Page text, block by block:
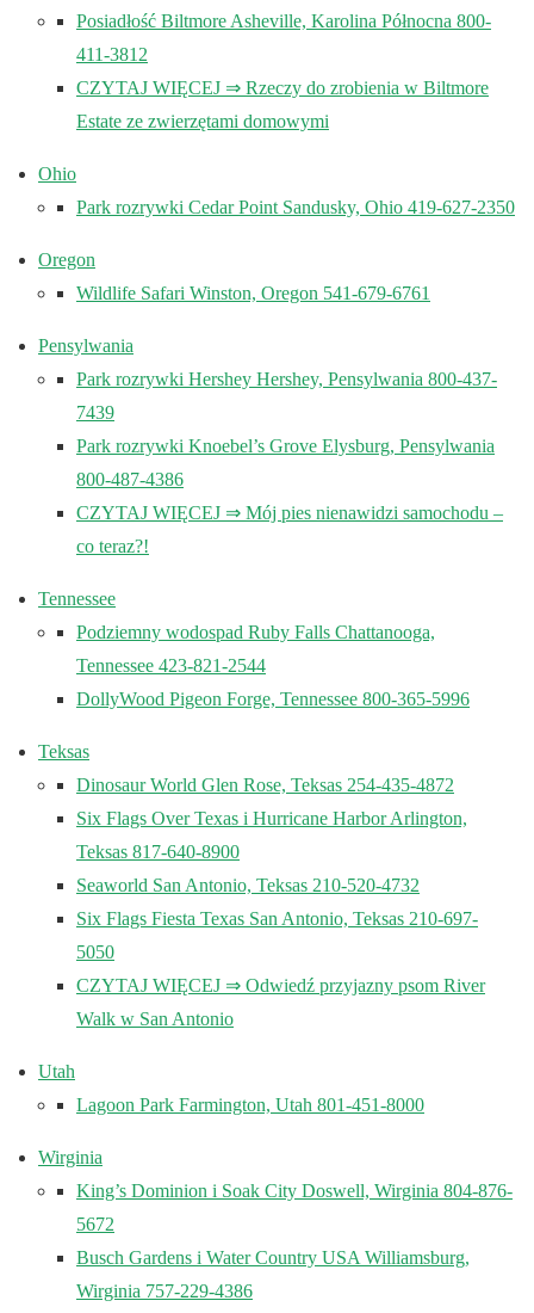
Posiadłość Biltmore Asheville, Karolina Północna 800-
411-3812
CZYTAJ WIĘCEJ ⇒ Rzeczy do zrobienia w Biltmore
Estate ze zwierzętami domowymi
Ohio
Park rozrywki Cedar Point Sandusky, Ohio 419-627-2350
Oregon
Wildlife Safari Winston, Oregon 541-679-6761
Pensylwania
Park rozrywki Hershey Hershey, Pensylwania 800-437-
7439
Park rozrywki Knoebel’s Grove Elysburg, Pensylwania
800-487-4386
CZYTAJ WIĘCEJ ⇒ Mój pies nienawidzi samochodu –
co teraz?!
Tennessee
Podziemny wodospad Ruby Falls Chattanooga,
Tennessee 423-821-2544
DollyWood Pigeon Forge, Tennessee 800-365-5996
Teksas
Dinosaur World Glen Rose, Teksas 254-435-4872
Six Flags Over Texas i Hurricane Harbor Arlington,
Teksas 817-640-8900
Seaworld San Antonio, Teksas 210-520-4732
Six Flags Fiesta Texas San Antonio, Teksas 210-697-
5050
CZYTAJ WIĘCEJ ⇒ Odwiedź przyjazny psom River
Walk w San Antonio
Utah
Lagoon Park Farmington, Utah 801-451-8000
Wirginia
King’s Dominion i Soak City Doswell, Wirginia 804-876-
5672
Busch Gardens i Water Country USA Williamsburg,
Wirginia 757-229-4386